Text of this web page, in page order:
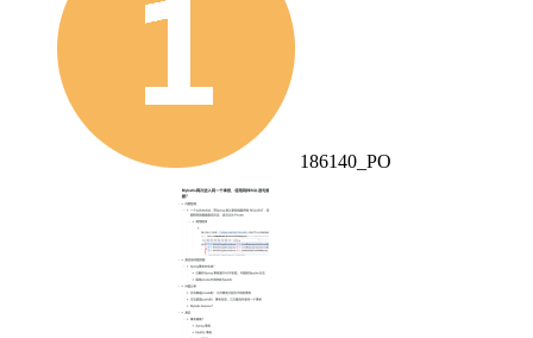
186140_PO